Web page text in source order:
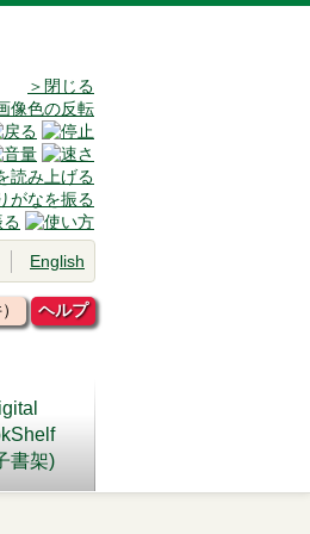
＞閉じる
English
ヘルプ
書架)